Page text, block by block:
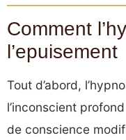
Comment
l’epuisement
Tout d’abord,
l’inconscient
de conscience